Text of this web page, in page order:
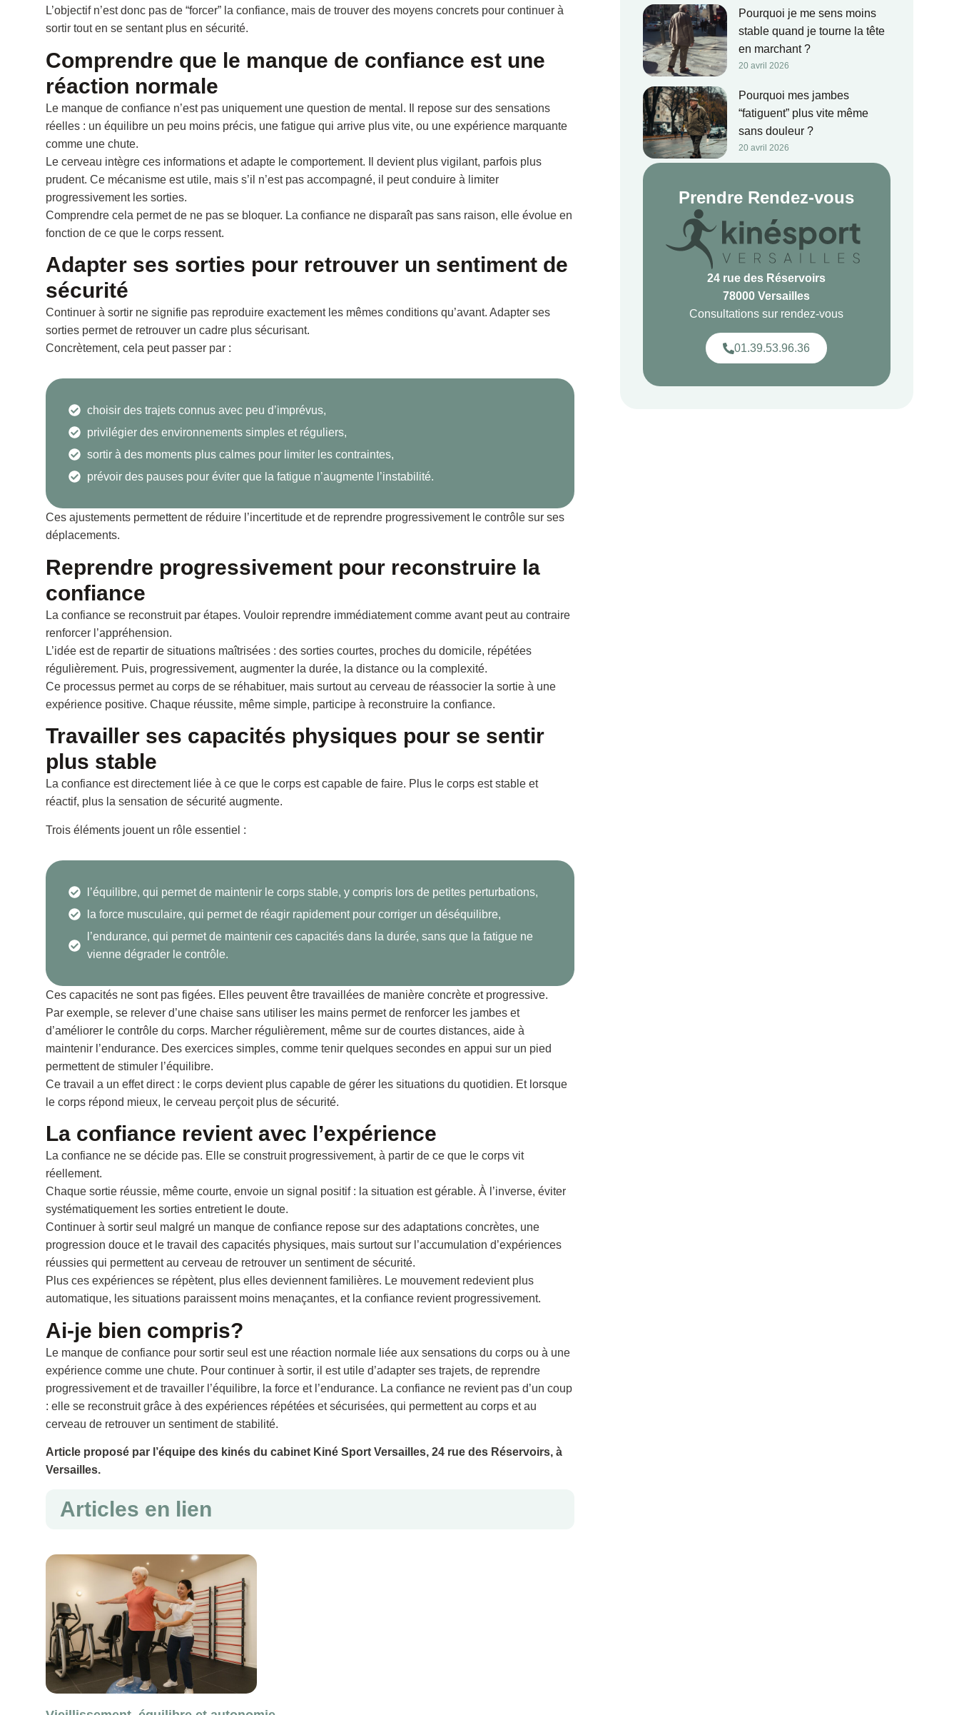
L’objectif n’est donc pas de “forcer” la confiance, mais de trouver des moyens concrets pour continuer à
sortir tout en se sentant plus en sécurité.
Comprendre que le manque de confiance est une
réaction normale
Le manque de confiance n’est pas uniquement une question de mental. Il repose sur des sensations
réelles : un équilibre un peu moins précis, une fatigue qui arrive plus vite, ou une expérience marquante
comme une chute.
Le cerveau intègre ces informations et adapte le comportement. Il devient plus vigilant, parfois plus
prudent. Ce mécanisme est utile, mais s’il n’est pas accompagné, il peut conduire à limiter
progressivement les sorties.
Comprendre cela permet de ne pas se bloquer. La confiance ne disparaît pas sans raison, elle évolue en
fonction de ce que le corps ressent.
Adapter ses sorties pour retrouver un sentiment de
sécurité
Continuer à sortir ne signifie pas reproduire exactement les mêmes conditions qu’avant. Adapter ses
sorties permet de retrouver un cadre plus sécurisant.
Concrètement, cela peut passer par :
choisir des trajets connus avec peu d’imprévus,
privilégier des environnements simples et réguliers,
sortir à des moments plus calmes pour limiter les contraintes,
prévoir des pauses pour éviter que la fatigue n’augmente l’instabilité.
Ces ajustements permettent de réduire l’incertitude et de reprendre progressivement le contrôle sur ses
déplacements.
Reprendre progressivement pour reconstruire la
confiance
La confiance se reconstruit par étapes. Vouloir reprendre immédiatement comme avant peut au contraire
renforcer l’appréhension.
L’idée est de repartir de situations maîtrisées : des sorties courtes, proches du domicile, répétées
régulièrement. Puis, progressivement, augmenter la durée, la distance ou la complexité.
Ce processus permet au corps de se réhabituer, mais surtout au cerveau de réassocier la sortie à une
expérience positive. Chaque réussite, même simple, participe à reconstruire la confiance.
Travailler ses capacités physiques pour se sentir
plus stable
La confiance est directement liée à ce que le corps est capable de faire. Plus le corps est stable et
réactif, plus la sensation de sécurité augmente.
Trois éléments jouent un rôle essentiel :
l’équilibre, qui permet de maintenir le corps stable, y compris lors de petites perturbations,
la force musculaire, qui permet de réagir rapidement pour corriger un déséquilibre,
l’endurance, qui permet de maintenir ces capacités dans la durée, sans que la fatigue ne
vienne dégrader le contrôle.
Ces capacités ne sont pas figées. Elles peuvent être travaillées de manière concrète et progressive.
Par exemple, se relever d’une chaise sans utiliser les mains permet de renforcer les jambes et
d’améliorer le contrôle du corps. Marcher régulièrement, même sur de courtes distances, aide à
maintenir l’endurance. Des exercices simples, comme tenir quelques secondes en appui sur un pied
permettent de stimuler l’équilibre.
Ce travail a un effet direct : le corps devient plus capable de gérer les situations du quotidien. Et lorsque
le corps répond mieux, le cerveau perçoit plus de sécurité.
La confiance revient avec l’expérience
La confiance ne se décide pas. Elle se construit progressivement, à partir de ce que le corps vit
réellement.
Chaque sortie réussie, même courte, envoie un signal positif : la situation est gérable. À l’inverse, éviter
systématiquement les sorties entretient le doute.
Continuer à sortir seul malgré un manque de confiance repose sur des adaptations concrètes, une
progression douce et le travail des capacités physiques, mais surtout sur l’accumulation d’expériences
réussies qui permettent au cerveau de retrouver un sentiment de sécurité.
Plus ces expériences se répètent, plus elles deviennent familières. Le mouvement redevient plus
automatique, les situations paraissent moins menaçantes, et la confiance revient progressivement.
Ai-je bien compris?
Le manque de confiance pour sortir seul est une réaction normale liée aux sensations du corps ou à une
expérience comme une chute. Pour continuer à sortir, il est utile d’adapter ses trajets, de reprendre
progressivement et de travailler l’équilibre, la force et l’endurance. La confiance ne revient pas d’un coup
: elle se reconstruit grâce à des expériences répétées et sécurisées, qui permettent au corps et au
cerveau de retrouver un sentiment de stabilité.
Article proposé par l’équipe des kinés du cabinet Kiné Sport Versailles, 24 rue des Réservoirs, à
Versailles.
Articles en lien
Pourquoi je me sens moins
stable quand je tourne la tête
en marchant ?
20 avril 2026
Pourquoi mes jambes
“fatiguent” plus vite même
sans douleur ?
20 avril 2026
Prendre Rendez-vous
24 rue des Réservoirs
78000 Versailles
Consultations sur rendez-vous
01.39.53.96.36